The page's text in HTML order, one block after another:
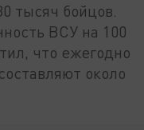
тысяч бойцов.
ВСУ на 100
что ежегодно
около